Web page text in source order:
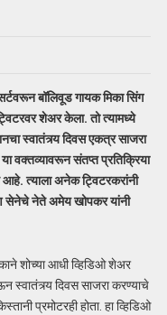
बॉलिवूड गायक मिका सिंग
शेअर केला. तो त्यामध्ये
स्वातंत्र्य दिवस एकत्र साजरा
वक्तव्यावरून संतप्त प्रतिक्रिया
त्याला अनेक ट्विटरकरांनी
सेनेचे नेते अमेय खोपकर यांनी
शोच्या आधी व्हिडिओ शेअर
स्वातंत्र्य दिवस साजरा करण्याचे
प्रमोटरही होता. हा व्हिडिओ